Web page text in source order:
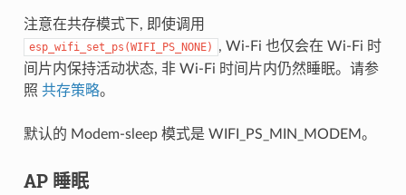
注意在共存模式下, 即使调用
esp_wifi_set_ps(WIFI_PS_NONE)
, Wi-Fi 也仅会在 Wi-Fi 时
间片内保持活动状态, 非 Wi-Fi 时间片内仍然睡眠。请参
照 共存策略。
默认的 Modem-sleep 模式是 WIFI_PS_MIN_MODEM。
AP 睡眠